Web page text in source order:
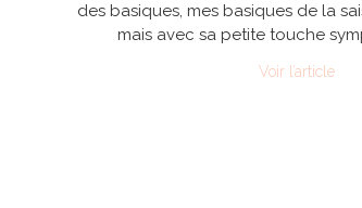
des basiques, mes basiques de la
mais avec sa petite touche
Voir l’article